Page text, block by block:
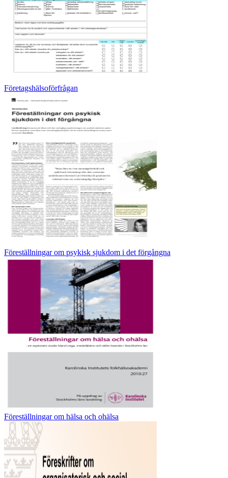
Företagshälsoförfrågan
Föreställningar om psykisk sjukdom i det förgångna
Föreställningar om hälsa och ohälsa